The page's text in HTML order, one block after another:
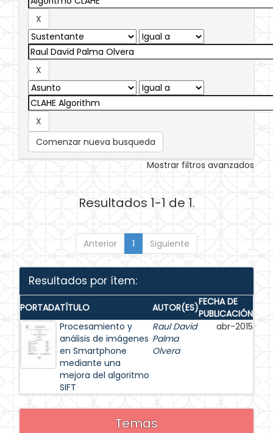
Comenzar nueva busqueda
Mostrar filtros avanzados
Resultados 1-1 de 1.
Anterior 1 Siguiente
Resultados por ítem:
PORTADATÍTULO AUTOR(ES)FECHA DE
PUBLICACIÓN
Procesamiento y
análisis de imágenes
en Smartphone
mediante una
mejora del algoritmo
SIFT
Raul David
Palma
Olvera
abr-2015
Temas